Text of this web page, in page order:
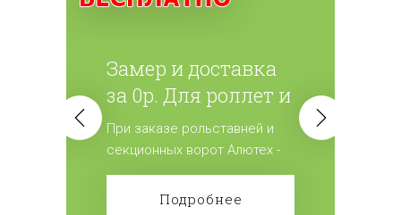
Замер и доставка
за 0р. Для роллет и
ворот
(секционных)
При заказе рольставней и
секционных ворот Алютех -
мы дарим замер и доставку
изделий.Подробнее